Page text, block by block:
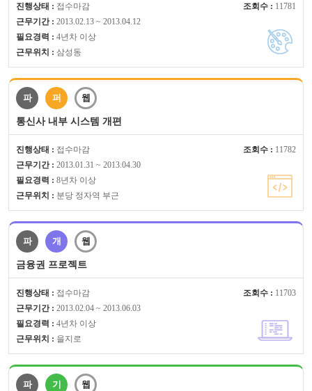
진행상태 : 접수마감 조회수 : 11781
근무기간 : 2013.02.13 ~ 2013.04.12
필요경력 : 4년차 이상
근무위치 : 삼성동
파 퍼 웹
통신사 내부 시스템 개편
진행상태 : 접수마감 조회수 : 11782
근무기간 : 2013.01.31 ~ 2013.04.30
필요경력 : 8년차 이상
근무위치 : 분당 정자역 부근
파 개 웹
금융권 프로젝트
진행상태 : 접수마감 조회수 : 11703
근무기간 : 2013.02.04 ~ 2013.06.03
필요경력 : 4년차 이상
근무위치 : 을지로
파 기 웹